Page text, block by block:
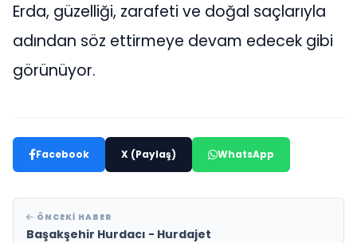
Erda, güzelliği, zarafeti ve doğal saçlarıyla
adından söz ettirmeye devam edecek gibi
görünüyor.
Facebook X (Paylaş) WhatsApp
ÖNCEKI HABER
Başakşehir Hurdacı - Hurdajet